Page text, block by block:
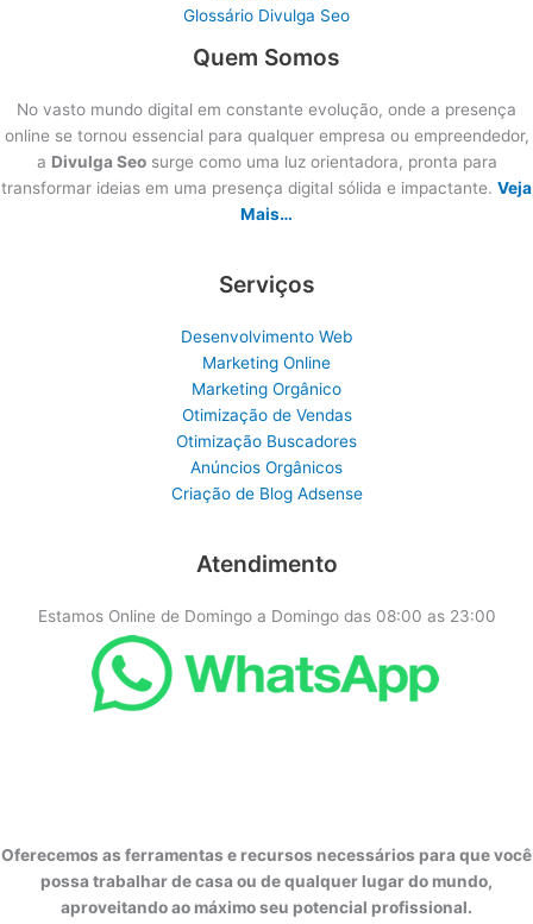
Glossário Divulga Seo
Quem Somos
No vasto mundo digital em constante evolução, onde a presença
online se tornou essencial para qualquer empresa ou empreendedor,
a Divulga Seosurge como uma luz orientadora, pronta para
transformar ideias em uma presença digital sólida e impactante. Veja
Mais…
Serviços
Desenvolvimento Web
Marketing Online
Marketing Orgânico
Otimização de Vendas
Otimização Buscadores
Anúncios Orgânicos
Criação de Blog Adsense
Atendimento
Estamos Online de Domingo a Domingo das 08:00 as 23:00
Oferecemos as ferramentas e recursos necessários para que você
possa trabalhar de casa ou de qualquer lugar do mundo,
aproveitando ao máximo seu potencial profissional.